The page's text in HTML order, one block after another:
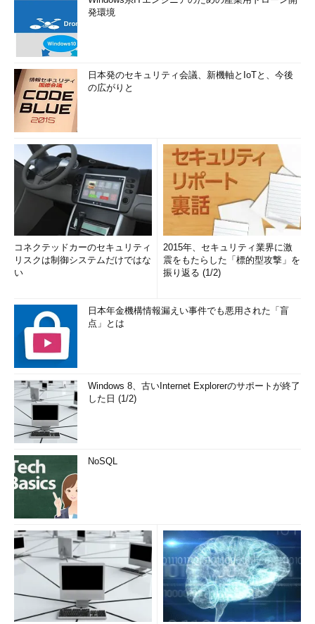
発環境
日本発のセキュリティ会議、新機軸とIoTと、今後
の広がりと
コネクテッドカーのセキュリティ
リスクは制御システムだけではな
い
2015年、セキュリティ業界に激
震をもたらした「標的型攻撃」を
振り返る (1/2)
日本年金機構情報漏えい事件でも悪用された「盲
点」とは
Windows 8、古いInternet Explorerのサポートが終了
した日 (1/2)
NoSQL